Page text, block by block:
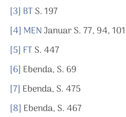
[3] BT S. 197
[4] MEN Januar S. 77, 94, 101
[5] FT S. 447
[6] Ebenda, S. 69
[7] Ebenda, S. 475
[8] Ebenda, S. 467